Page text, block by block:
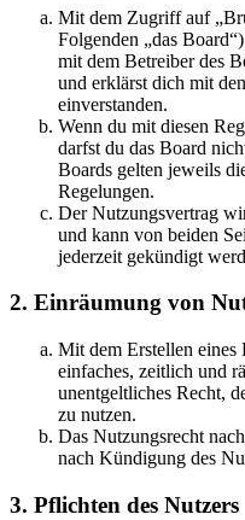
Mit dem Zugriff auf
Folgenden „das
mit dem Betreiber des
und erklärst dich mit
einverstanden.
Wenn du mit diesen
darfst du das Board
Boards gelten jeweils
Regelungen.
Der Nutzungsvertrag
und kann von beiden
jederzeit gekündigt
2. Einräumung von
Mit dem Erstellen eines
einfaches, zeitlich und
unentgeltliches Recht,
zu nutzen.
Das Nutzungsrecht
nach Kündigung des
3. Pflichten des Nutzers